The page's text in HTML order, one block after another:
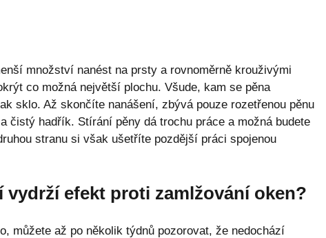
množství nanést na prsty a rovnoměrně krouživými
co možná největší plochu. Všude, kam se pěna
sklo. Až skončíte nanášení, zbývá pouze rozetřenou pěnu
čistý hadřík. Stírání pěny dá trochu práce a možná budete
stranu si však ušetříte pozdější práci spojenou
efekt proti zamlžování oken?
můžete až po několik týdnů pozorovat, že nedochází